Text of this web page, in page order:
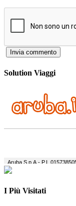
Solution Viaggi
I Più Visitati